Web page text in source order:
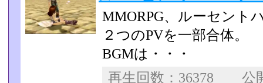
MMORPG、ルーセン
２つのPVを一部合体。
BGMは・・・
再生回数：36378 公